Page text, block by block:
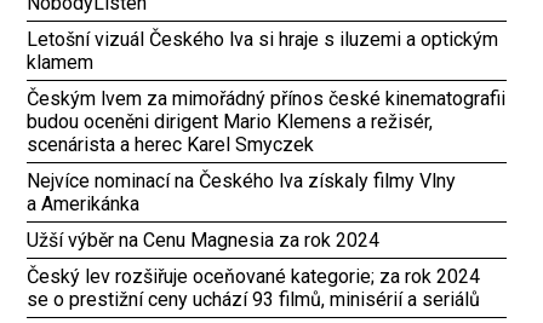
Letošní vizuál Českého lva si hraje s iluzemi a optickým
klamem
Českým lvem za mimořádný přínos české kinematografii
budou oceněni dirigent Mario Klemens a režisér,
scenárista a herec Karel Smyczek
Nejvíce nominací na Českého lva získaly filmy Vlny
a Amerikánka
Užší výběr na Cenu Magnesia za rok 2024
Český lev rozšiřuje oceňované kategorie; za rok 2024
se o prestižní ceny uchází 93 filmů, minisérií a seriálů